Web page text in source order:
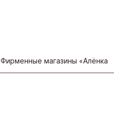
Фирменные магазины «Алёнка»